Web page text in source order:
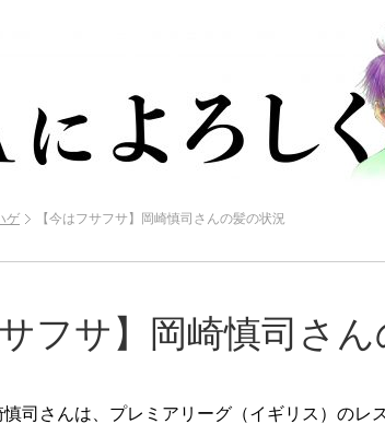
ゲ 【今はフサフサ】岡崎慎司さんの髪の状況
サフサ】岡崎慎司さ
司さんは、プレミアリーグ（イギリス）のレ